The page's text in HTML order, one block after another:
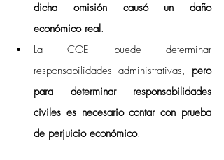
dicha omisión causó un daño
económico real.
La CGE puede determinar
responsabilidades administrativas, pero
para determinar responsabilidades
civiles es necesario contar con prueba
de perjuicio económico.